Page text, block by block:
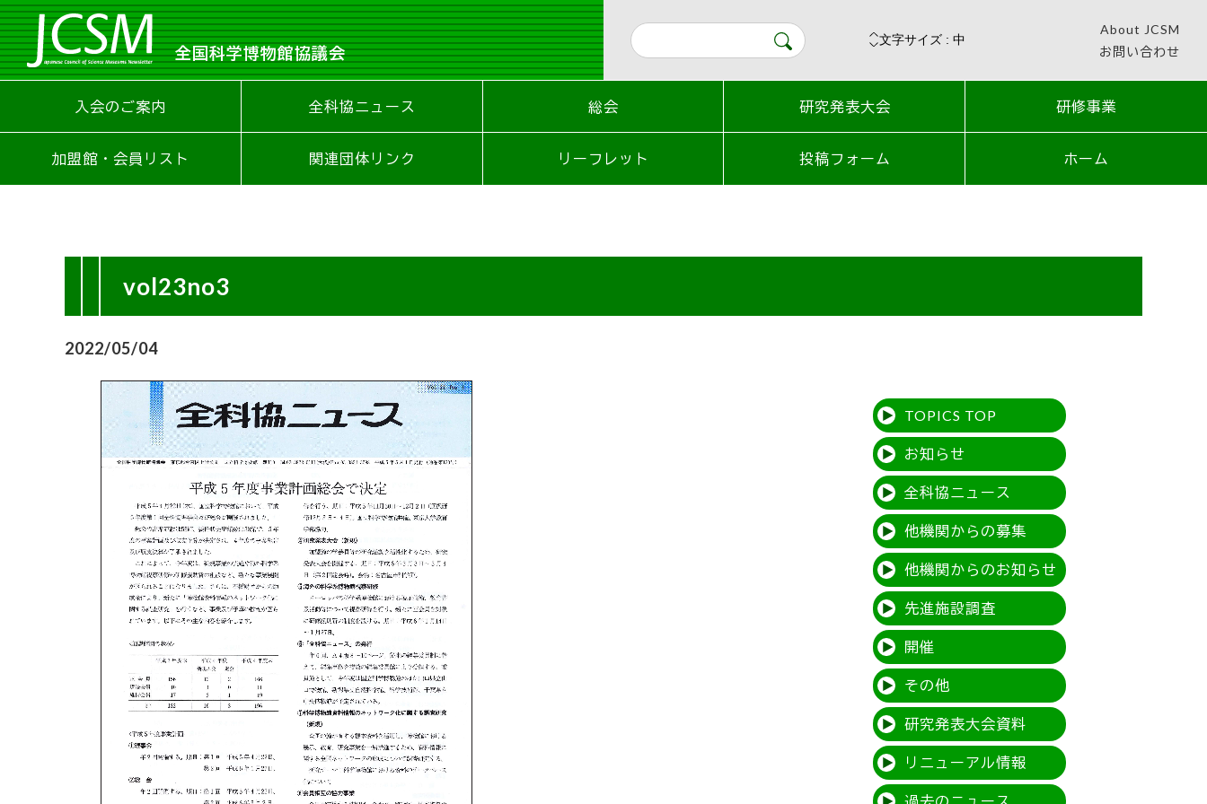
全国科学博物館協議会
About JCSM
お問い合わせ
入会のご案内 全科協ニュース 総会 研究発表大会 研修事業
加盟館・会員リスト 関連団体リンク リーフレット 投稿フォーム ホーム
vol23no3
2022/05/04
TOPICS TOP
お知らせ
全科協ニュース
他機関からの募集
他機関からのお知らせ
先進施設調査
開催
その他
研究発表大会資料
リニューアル情報
過去のニュース